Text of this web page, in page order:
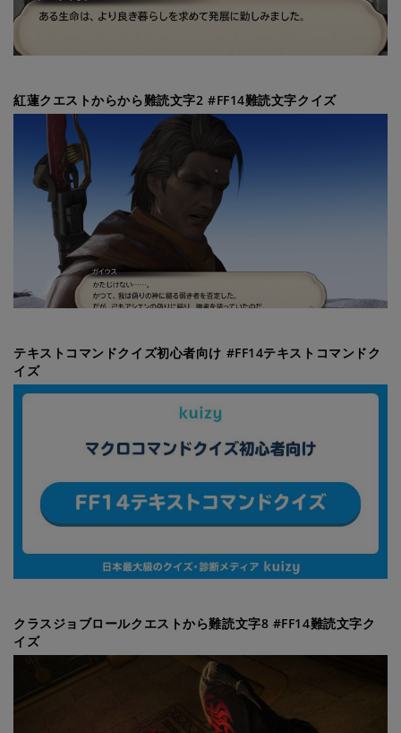
紅蓮クエストからから難読文字2 #FF14難読文字クイズ
テキストコマンドクイズ初心者向け #FF14テキストコマンドク
イズ
クラスジョブロールクエストから難読文字8 #FF14難読文字ク
イズ